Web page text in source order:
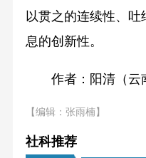
以贯之的连续性、
息的创新性。
作者：阳清（云南
【编辑：张雨楠】
社科推荐